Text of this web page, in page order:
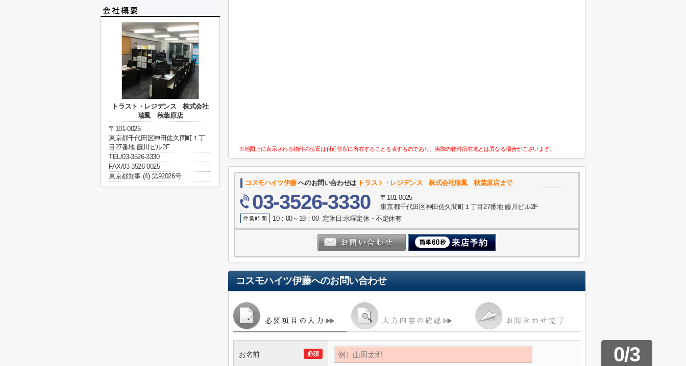
※地図上に表示される物件の位置は付近住所に所在することを表すものであり、実際の物件所在地とは異なる場合がございます。
コスモハイツ伊藤へのお問い合わせは トラスト・レジデンス 株式会社瑞鳳 秋葉原店まで
03-3526-3330
〒101-0025
東京都千代田区神田佐久間町１丁目27番地 藤川ビル2F
10：00～19：00 定休日:水曜定休・不定休有
コスモハイツ伊藤へのお問い合わせ
0/3
必須
お名前
トラスト・レジデンス 株式会社
瑞鳳 秋葉原店
〒101-0025
東京都千代田区神田佐久間町１丁
目27番地 藤川ビル2F
TEL/03-3526-3330
FAX/03-3526-0025
東京都知事 (4) 第92026号